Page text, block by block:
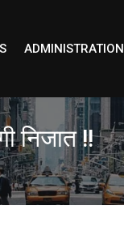
ADMINISTRATION
निजात !!